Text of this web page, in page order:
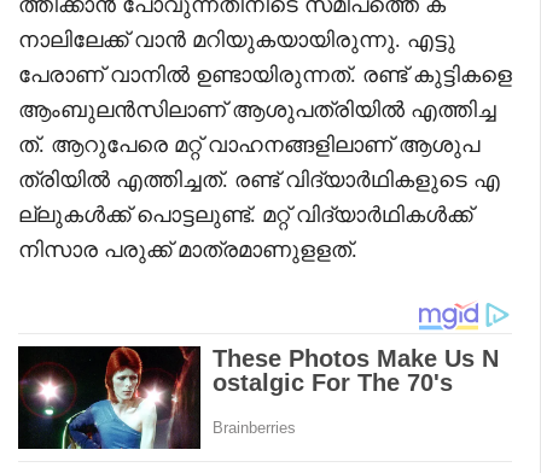
നാലിലേക്ക് വാൻ മറിയുകയായിരുന്നു. എട്ടു
പേരാണ് വാനിൽ ഉണ്ടായിരുന്നത്. രണ്ട് കുട്ടികളെ
ആംബുലൻസിലാണ് ആശുപത്രിയിൽ എത്തിച്ച
ത്. ആറുപേരെ മറ്റ് വാഹനങ്ങളിലാണ് ആശുപ
ത്രിയിൽ എത്തിച്ചത്. രണ്ട് വിദ്യാർഥികളുടെ എ
ല്ലുകൾക്ക് പൊട്ടലുണ്ട്. മറ്റ് വിദ്യാർഥികൾക്ക്
നിസാര പരുക്ക് മാത്രമാണുളളത്.